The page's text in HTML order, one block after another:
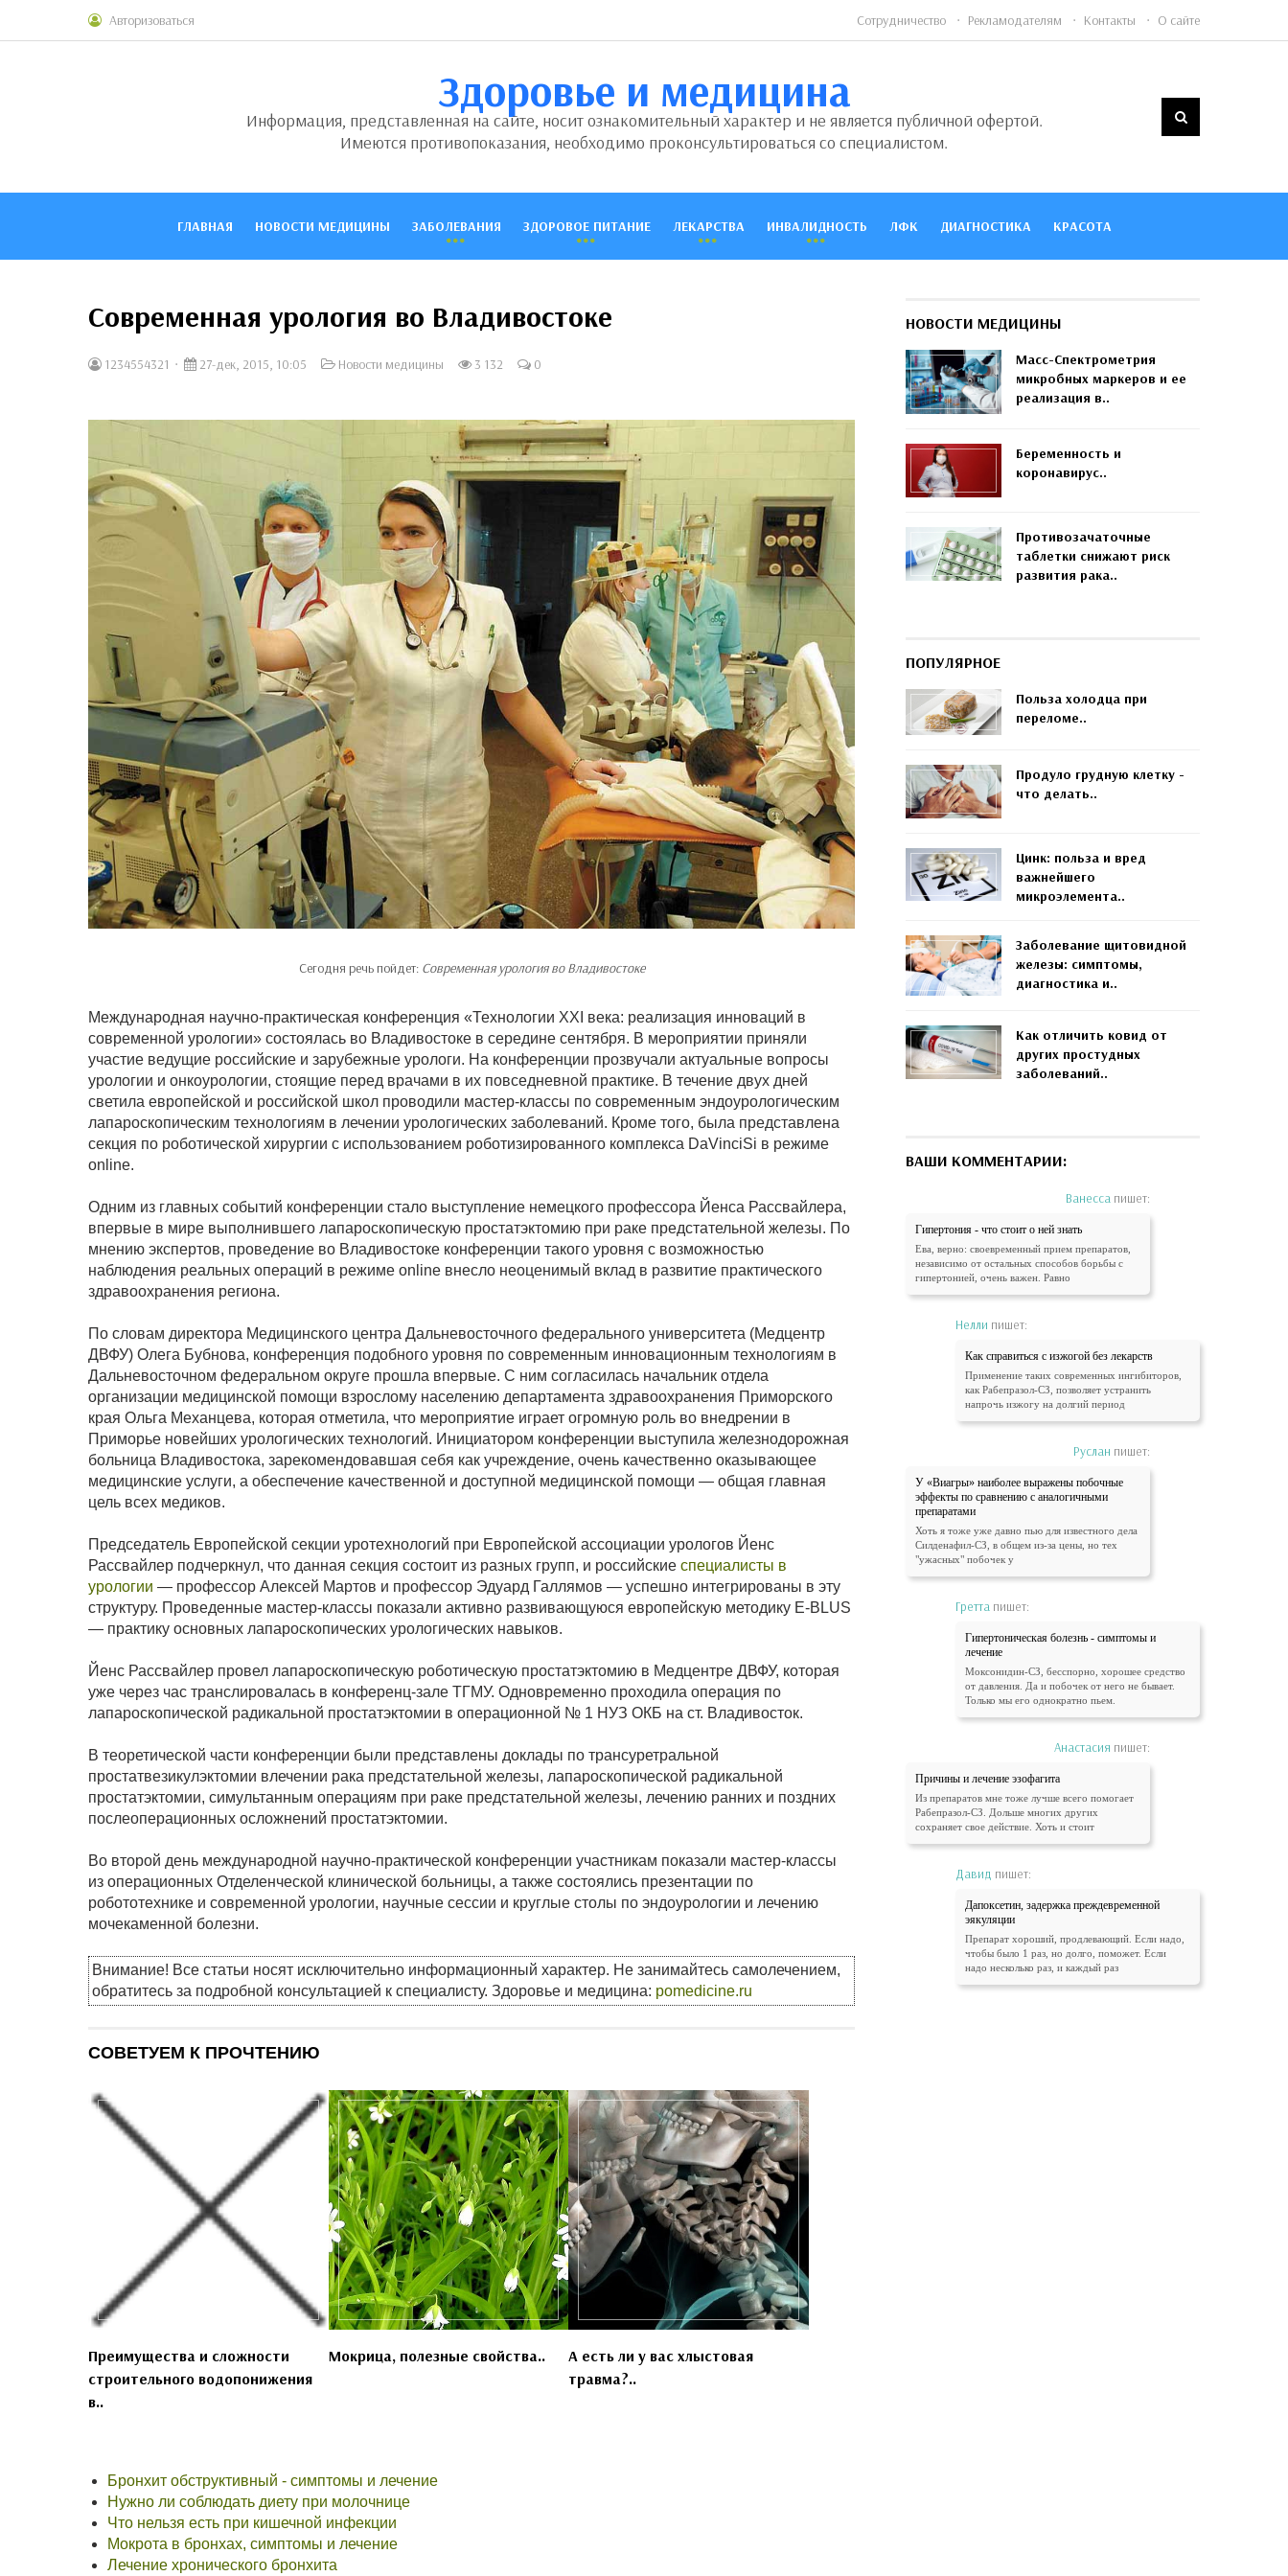
Авторизоваться Сотрудничество Рекламодателям Контакты О сайте
Здоровье и медицина
Информация, представленная на сайте, носит ознакомительный характер и не является публичной офертой.
Имеются противопоказания, необходимо проконсультироваться со специалистом.
ГЛАВНАЯ НОВОСТИ МЕДИЦИНЫ ЗАБОЛЕВАНИЯ ЗДОРОВОЕ ПИТАНИЕ ЛЕКАРСТВА ИНВАЛИДНОСТЬ ЛФК ДИАГНОСТИКА КРАСОТА
Современная урология во Владивостоке
1234554321 27-дек, 2015, 10:05 Новости медицины 3 132 0
Сегодня речь пойдет: Современная урология во Владивостоке
Международная научно-практическая конференция «Технологии XXI века: реализация инноваций в
современной урологии» состоялась во Владивостоке в середине сентября. В мероприятии приняли
участие ведущие российские и зарубежные урологи. На конференции прозвучали актуальные вопросы
урологии и онкоурологии, стоящие перед врачами в их повседневной практике. В течение двух дней
светила европейской и российской школ проводили мастер-классы по современным эндоурологическим
лапароскопическим технологиям в лечении урологических заболеваний. Кроме того, была представлена
секция по роботической хирургии с использованием роботизированного комплекса DaVinciSi в режиме
online.
Одним из главных событий конференции стало выступление немецкого профессора Йенса Рассвайлера,
впервые в мире выполнившего лапароскопическую простатэктомию при раке предстательной железы. По
мнению экспертов, проведение во Владивостоке конференции такого уровня с возможностью
наблюдения реальных операций в режиме online внесло неоценимый вклад в развитие практического
здравоохранения региона.
По словам директора Медицинского центра Дальневосточного федерального университета (Медцентр
ДВФУ) Олега Бубнова, конференция подобного уровня по современным инновационным технологиям в
Дальневосточном федеральном округе прошла впервые. С ним согласилась начальник отдела
организации медицинской помощи взрослому населению департамента здравоохранения Приморского
края Ольга Механцева, которая отметила, что мероприятие играет огромную роль во внедрении в
Приморье новейших урологических технологий. Инициатором конференции выступила железнодорожная
больница Владивостока, зарекомендовавшая себя как учреждение, очень качественно оказывающее
медицинские услуги, а обеспечение качественной и доступной медицинской помощи — общая главная
цель всех медиков.
Председатель Европейской секции уротехнологий при Европейской ассоциации урологов Йенс
Рассвайлер подчеркнул, что данная секция состоит из разных групп, и российские специалисты в
урологии — профессор Алексей Мартов и профессор Эдуард Галлямов — успешно интегрированы в эту
структуру. Проведенные мастер-классы показали активно развивающуюся европейскую методику E-BLUS
— практику основных лапароскопических урологических навыков.
Йенс Рассвайлер провел лапароскопическую роботическую простатэктомию в Медцентре ДВФУ, которая
уже через час транслировалась в конференц-зале ТГМУ. Одновременно проходила операция по
лапароскопической радикальной простатэктомии в операционной № 1 НУЗ ОКБ на ст. Владивосток.
В теоретической части конференции были представлены доклады по трансуретральной
простатвезикулэктомии влечении рака предстательной железы, лапароскопической радикальной
простатэктомии, симультанным операциям при раке предстательной железы, лечению ранних и поздних
послеоперационных осложнений простатэктомии.
Во второй день международной научно-практической конференции участникам показали мастер-классы
из операционных Отделенческой клинической больницы, а также состоялись презентации по
робототехнике и современной урологии, научные сессии и круглые столы по эндоурологии и лечению
мочекаменной болезни.
Внимание! Все статьи носят исключительно информационный характер. Не занимайтесь самолечением,
обратитесь за подробной консультацией к специалисту. Здоровье и медицина: pomedicine.ru
СОВЕТУЕМ К ПРОЧТЕНИЮ
Преимущества и сложности
строительного водопонижения
в..
Мокрица, полезные свойства..
А есть ли у вас хлыстовая
травма?..
Бронхит обструктивный - симптомы и лечение
Нужно ли соблюдать диету при молочнице
Что нельзя есть при кишечной инфекции
Мокрота в бронхах, симптомы и лечение
Лечение хронического бронхита
НОВОСТИ МЕДИЦИНЫ
Масс-Спектрометрия
микробных маркеров и ее
реализация в..
Беременность и
коронавирус..
Противозачаточные
таблетки снижают риск
развития рака..
ПОПУЛЯРНОЕ
Польза холодца при
переломе..
Продуло грудную клетку -
что делать..
Цинк: польза и вред
важнейшего
микроэлемента..
Заболевание щитовидной
железы: симптомы,
диагностика и..
Как отличить ковид от
других простудных
заболеваний..
ВАШИ КОММЕНТАРИИ:
Ванесса пишет:
Гипертония - что стоит о ней знать
Ева, верно: своевременный прием препаратов,
независимо от остальных способов борьбы с
гипертонией, очень важен. Равно
Нелли пишет:
Как справиться с изжогой без лекарств
Применение таких современных ингибиторов,
как Рабепразол-СЗ, позволяет устранить
напрочь изжогу на долгий период
Руслан пишет:
У «Виагры» наиболее выражены побочные
эффекты по сравнению с аналогичными
препаратами
Хоть я тоже уже давно пью для известного дела
Силденафил-СЗ, в общем из-за цены, но тех
"ужасных" побочек у
Гретта пишет:
Гипертоническая болезнь - симптомы и
лечение
Моксонидин-СЗ, бесспорно, хорошее средство
от давления. Да и побочек от него не бывает.
Только мы его однократно пьем.
Анастасия пишет:
Причины и лечение эзофагита
Из препаратов мне тоже лучше всего помогает
Рабепразол-СЗ. Дольше многих других
сохраняет свое действие. Хоть и стоит
Давид пишет:
Дапоксетин, задержка преждевременной
эякуляции
Препарат хороший, продлевающий. Если надо,
чтобы было 1 раз, но долго, поможет. Если
надо несколько раз, и каждый раз